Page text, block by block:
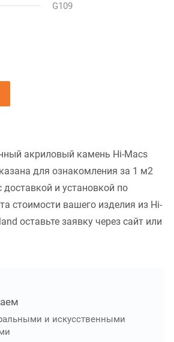
G109
акриловый камень Hi-Macs
для ознакомления за 1 м2
доставкой и установкой по
стоимости вашего изделия из Hi-
оставьте заявку через сайт или
и искусственными